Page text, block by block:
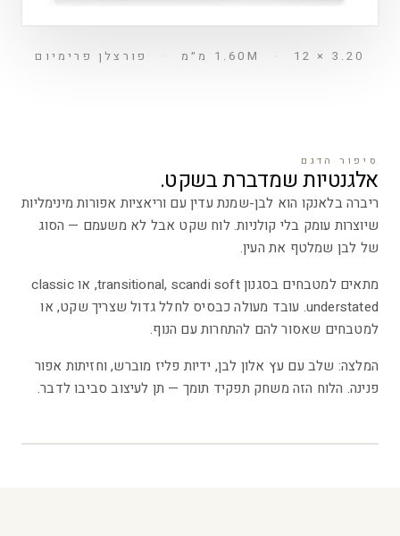
3.20 × 1.60M
· 12 מ״מ · פורצלן פרימיום
סיפור הדגם
אלגנטיות שמדברת בשקט.
ריברה בלאנקו הוא לבן-שמנת עדין עם וריאציות אפורות מינימליות
שיוצרות עומק בלי קולניות. לוח שקט אבל לא משעמם — הסוג
של לבן שמלטף את העין.
מתאים למטבחים בסגנון transitional, scandi soft, או classic
understated. עובד מעולה כבסיס לחלל גדול שצריך שקט, או
למטבחים שאסור להם להתחרות עם הנוף.
המלצה: שלב עם עץ אלון לבן, ידיות פליז מוברש, וחזיתות אפור
פנינה. הלוח הזה משחק תפקיד תומך — תן לעיצוב סביבו לדבר.